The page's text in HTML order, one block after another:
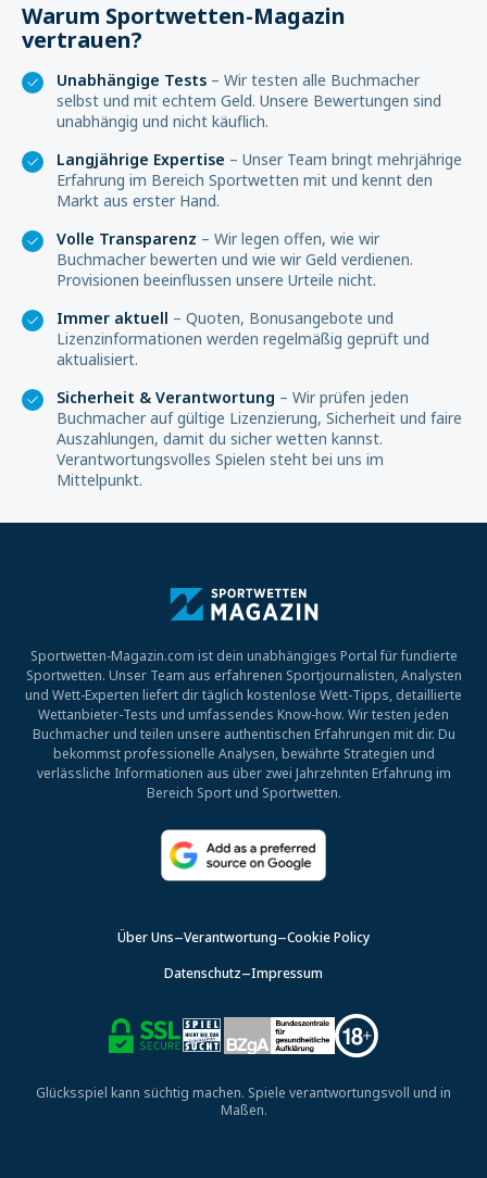
Warum Sportwetten-Magazin
vertrauen?
Unabhängige Tests – Wir testen alle Buchmacher
selbst und mit echtem Geld. Unsere Bewertungen sind
unabhängig und nicht käuflich.
Langjährige Expertise – Unser Team bringt mehrjährige
Erfahrung im Bereich Sportwetten mit und kennt den
Markt aus erster Hand.
Volle Transparenz – Wir legen offen, wie wir
Buchmacher bewerten und wie wir Geld verdienen.
Provisionen beeinflussen unsere Urteile nicht.
Immer aktuell – Quoten, Bonusangebote und
Lizenzinformationen werden regelmäßig geprüft und
aktualisiert.
Sicherheit & Verantwortung – Wir prüfen jeden
Buchmacher auf gültige Lizenzierung, Sicherheit und faire
Auszahlungen, damit du sicher wetten kannst.
Verantwortungsvolles Spielen steht bei uns im
Mittelpunkt.
Sportwetten-Magazin.com ist dein unabhängiges Portal für fundierte
Sportwetten. Unser Team aus erfahrenen Sportjournalisten, Analysten
und Wett-Experten liefert dir täglich kostenlose Wett-Tipps, detaillierte
Wettanbieter-Tests und umfassendes Know-how. Wir testen jeden
Buchmacher und teilen unsere authentischen Erfahrungen mit dir. Du
bekommst professionelle Analysen, bewährte Strategien und
verlässliche Informationen aus über zwei Jahrzehnten Erfahrung im
Bereich Sport und Sportwetten.
Über Uns Verantwortung Cookie Policy
Datenschutz Impressum
Glücksspiel kann süchtig machen. Spiele verantwortungsvoll und in
Maßen.